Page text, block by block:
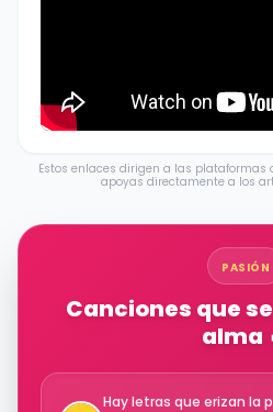
Estos enlaces dirigen a las plataformas
apoyas directamente a los
PASIÓN
Canciones que
alma
Hay letras que erizan la